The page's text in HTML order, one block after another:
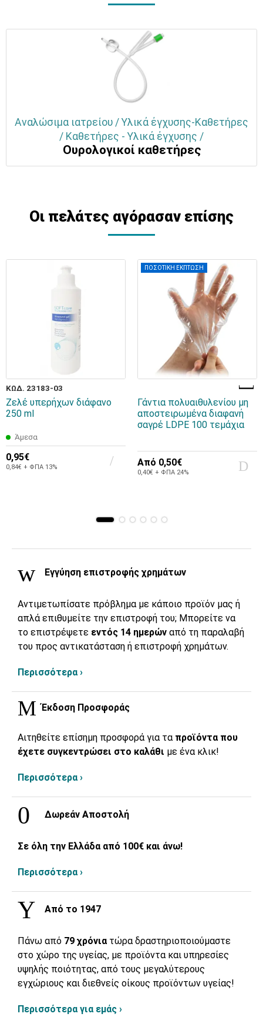
Αναλώσιμα ιατρείου / Υλικά έγχυσης-Καθετήρες
/ Καθετήρες - Υλικά έγχυσης /
Ουρολογικοί καθετήρες
Οι πελάτες αγόρασαν επίσης
ΚΩΔ. 23183-03
Ζελέ υπερήχων διάφανο
250 ml
Άμεσα
0,95€
0,84€ + ΦΠΑ 13%
ΠΟΣΟΤΙΚΗ ΕΚΠΤΩΣΗ
Γάντια πολυαιθυλενίου μη
αποστειρωμένα διαφανή
σαγρέ LDPE 100 τεμάχια
Από 0,50€
0,40€ + ΦΠΑ 24%
Εγγύηση επιστροφής χρημάτων
Αντιμετωπίσατε πρόβλημα με κάποιο προϊόν μας ή
απλά επιθυμείτε την επιστροφή του; Μπορείτε να
το επιστρέψετε εντός 14 ημερών από τη παραλαβή
του προς αντικατάσταση ή επιστροφή χρημάτων.
Περισσότερα ›
Έκδοση Προσφοράς
Αιτηθείτε επίσημη προσφορά για τα προϊόντα που
έχετε συγκεντρώσει στο καλάθι με ένα κλικ!
Περισσότερα ›
Δωρεάν Αποστολή
Σε όλη την Ελλάδα από 100€ και άνω!
Περισσότερα ›
Από το 1947
Πάνω από 79 χρόνια τώρα δραστηριοποιούμαστε
στο χώρο της υγείας, με προϊόντα και υπηρεσίες
υψηλής ποιότητας, από τους μεγαλύτερους
εγχώριους και διεθνείς οίκους προϊόντων υγείας!
Περισσότερα για εμάς ›